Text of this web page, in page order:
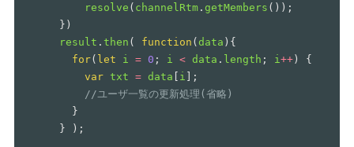
resolve ( channelRtm .getMembers ());
})
result .then ( function (data ){
for( let i = 0 ; i < data . length ; i++)
{
var txt = data [ i ];
//ユーザ一覧の更新処理(省略)
}
}
);